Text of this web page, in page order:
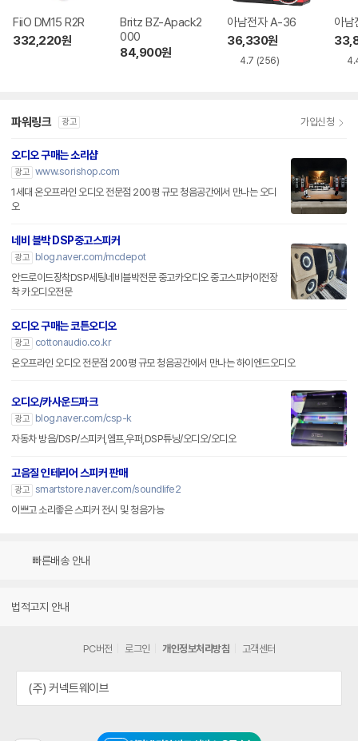
FiiO DM15 R2R
332,220원
Britz BZ-Apack2
000
84,900원
아남전자 A-36
36,330원
4.7 (256)
아
파워링크 광고 가입신청
오디오 구매는 소리샵
광고 www.sorishop.com
1세대 온오프라인 오디오 전문점 200평 규모 청음공간에서 만나는 오디
오
네비 블박 DSP중고스피커
광고
blog.naver.com/mcdepot
안드로이드장착DSP세팅네비블박전문 중고카오디오 중고스피커이전장
착 카오디오전문
오디오 구매는 코튼오디오
광고
cottonaudio.co.kr
온오프라인 오디오 전문점 200평 규모 청음공간에서 만나는 하이엔드오디오
오디오/카사운드파크
광고
blog.naver.com/csp-k
자동차 방음/DSP/스피커,엠프,우퍼,DSP튜닝/오디오/오디오
고음질 인테리어 스피커 판매
광고 smartstore.naver.com/soundlife2
이쁘고 소리좋은 스피커 전시 및 청음가능
빠른배송 안내
법적고지 안내
PC버전 로그인 개인정보처리방침 고객센터
(주) 커넥트웨이브